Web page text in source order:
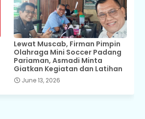
Lewat Muscab, Firman Pimpin
Olahraga Mini Soccer Padang
Pariaman, Asmadi Minta
Giatkan Kegiatan dan Latihan
June 13, 2026